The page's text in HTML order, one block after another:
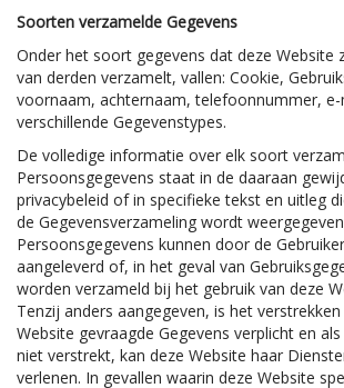
Soorten verzamelde Gegevens
Onder het soort gegevens dat deze Website
van derden verzamelt, vallen: Cookie,
voornaam, achternaam, telefoonnummer, e-
verschillende Gegevenstypes.
De volledige informatie over elk soort
Persoonsgegevens staat in de daaraan
privacybeleid of in specifieke tekst en uitleg
de Gegevensverzameling wordt
Persoonsgegevens kunnen door de
aangeleverd of, in het geval van
worden verzameld bij het gebruik van deze
Tenzij anders aangegeven, is het
Website gevraagde Gegevens verplicht en
niet verstrekt, kan deze Website haar
verlenen. In gevallen waarin deze Website